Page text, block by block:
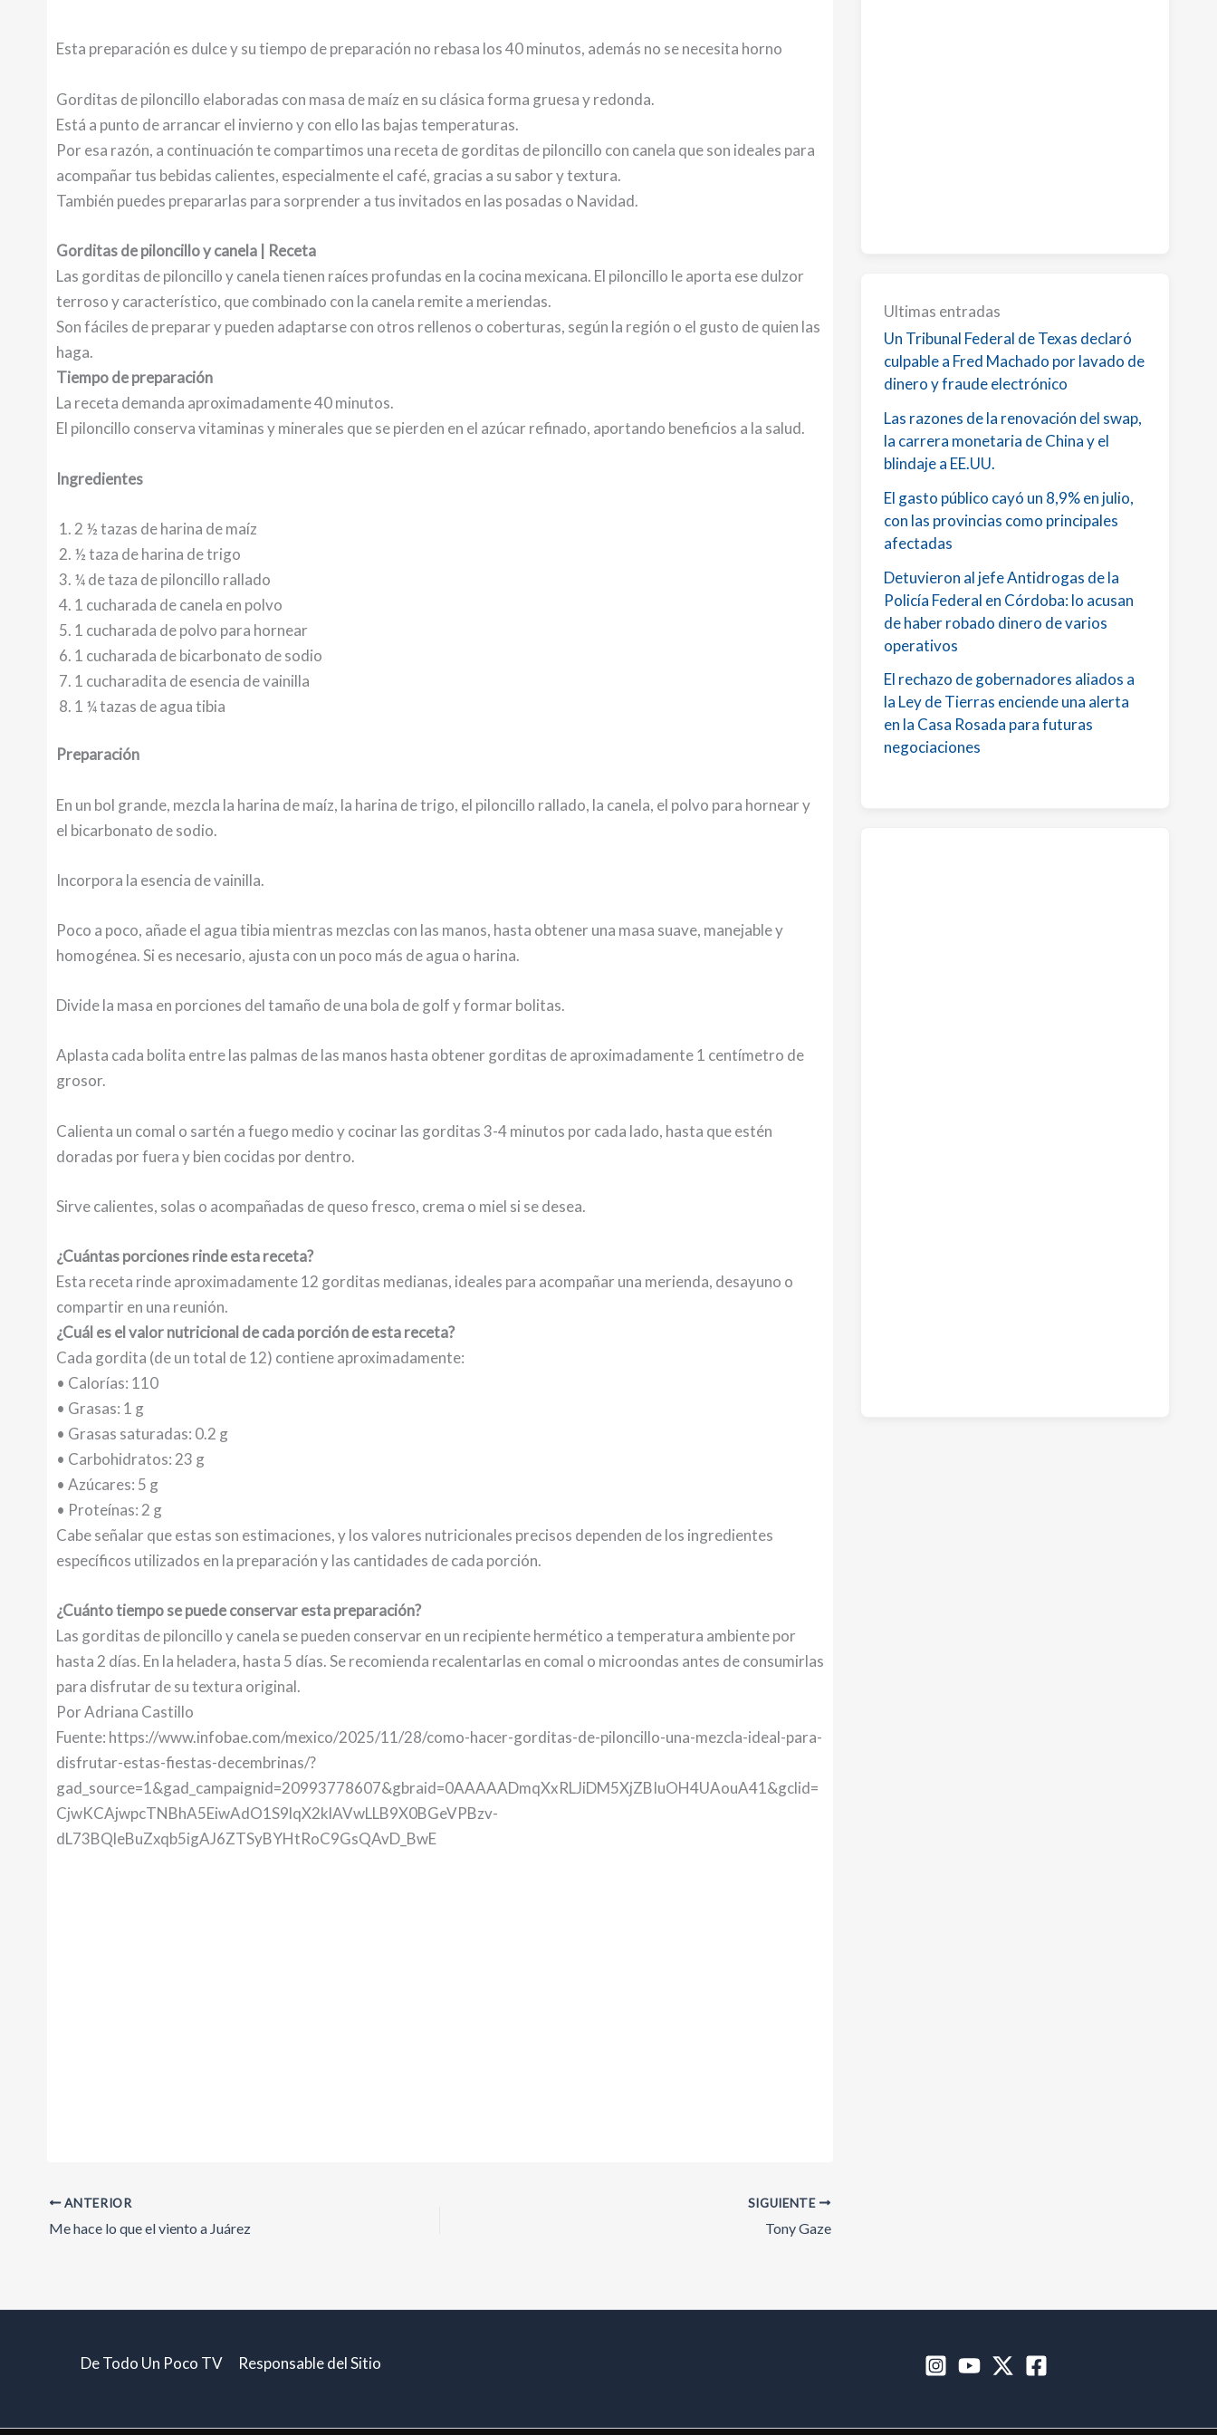
Esta preparación es dulce y su tiempo de preparación no rebasa los 40 minutos, además no se necesita horno
Gorditas de piloncillo elaboradas con masa de maíz en su clásica forma gruesa y redonda.
Está a punto de arrancar el invierno y con ello las bajas temperaturas.
Por esa razón, a continuación te compartimos una receta de gorditas de piloncillo con canela que son ideales para
acompañar tus bebidas calientes, especialmente el café, gracias a su sabor y textura.
También puedes prepararlas para sorprender a tus invitados en las posadas o Navidad.
Gorditas de piloncillo y canela | Receta
Las gorditas de piloncillo y canela tienen raíces profundas en la cocina mexicana. El piloncillo le aporta ese dulzor
terroso y característico, que combinado con la canela remite a meriendas.
Son fáciles de preparar y pueden adaptarse con otros rellenos o coberturas, según la región o el gusto de quien las
haga.
Tiempo de preparación
La receta demanda aproximadamente 40 minutos.
El piloncillo conserva vitaminas y minerales que se pierden en el azúcar refinado, aportando beneficios a la salud.
Ingredientes
2 ½ tazas de harina de maíz
½ taza de harina de trigo
¼ de taza de piloncillo rallado
1 cucharada de canela en polvo
1 cucharada de polvo para hornear
1 cucharada de bicarbonato de sodio
1 cucharadita de esencia de vainilla
1 ¼ tazas de agua tibia
Preparación
En un bol grande, mezcla la harina de maíz, la harina de trigo, el piloncillo rallado, la canela, el polvo para hornear y
el bicarbonato de sodio.
Incorpora la esencia de vainilla.
Poco a poco, añade el agua tibia mientras mezclas con las manos, hasta obtener una masa suave, manejable y
homogénea. Si es necesario, ajusta con un poco más de agua o harina.
Divide la masa en porciones del tamaño de una bola de golf y formar bolitas.
Aplasta cada bolita entre las palmas de las manos hasta obtener gorditas de aproximadamente 1 centímetro de
grosor.
Calienta un comal o sartén a fuego medio y cocinar las gorditas 3-4 minutos por cada lado, hasta que estén
doradas por fuera y bien cocidas por dentro.
Sirve calientes, solas o acompañadas de queso fresco, crema o miel si se desea.
¿Cuántas porciones rinde esta receta?
Esta receta rinde aproximadamente 12 gorditas medianas, ideales para acompañar una merienda, desayuno o
compartir en una reunión.
¿Cuál es el valor nutricional de cada porción de esta receta?
Cada gordita (de un total de 12) contiene aproximadamente:
• Calorías: 110
• Grasas: 1 g
• Grasas saturadas: 0.2 g
• Carbohidratos: 23 g
• Azúcares: 5 g
• Proteínas: 2 g
Cabe señalar que estas son estimaciones, y los valores nutricionales precisos dependen de los ingredientes
específicos utilizados en la preparación y las cantidades de cada porción.
¿Cuánto tiempo se puede conservar esta preparación?
Las gorditas de piloncillo y canela se pueden conservar en un recipiente hermético a temperatura ambiente por
hasta 2 días. En la heladera, hasta 5 días. Se recomienda recalentarlas en comal o microondas antes de consumirlas
para disfrutar de su textura original.
Por Adriana Castillo
Fuente: https://www.infobae.com/mexico/2025/11/28/como-hacer-gorditas-de-piloncillo-una-mezcla-ideal-para-
disfrutar-estas-fiestas-decembrinas/?
gad_source=1&gad_campaignid=20993778607&gbraid=0AAAAADmqXxRLJiDM5XjZBIuOH4UAouA41&gclid=
CjwKCAjwpcTNBhA5EiwAdO1S9lqX2klAVwLLB9X0BGeVPBzv-
dL73BQleBuZxqb5igAJ6ZTSyBYHtRoC9GsQAvD_BwE
ANTERIOR
Me hace lo que el viento a Juárez
SIGUIENTE
Tony Gaze
Ultimas entradas
Un Tribunal Federal de Texas declaró
culpable a Fred Machado por lavado de
dinero y fraude electrónico
Las razones de la renovación del swap,
la carrera monetaria de China y el
blindaje a EE.UU.
El gasto público cayó un 8,9% en julio,
con las provincias como principales
afectadas
Detuvieron al jefe Antidrogas de la
Policía Federal en Córdoba: lo acusan
de haber robado dinero de varios
operativos
El rechazo de gobernadores aliados a
la Ley de Tierras enciende una alerta
en la Casa Rosada para futuras
negociaciones
De Todo Un Poco TV Responsable del Sitio